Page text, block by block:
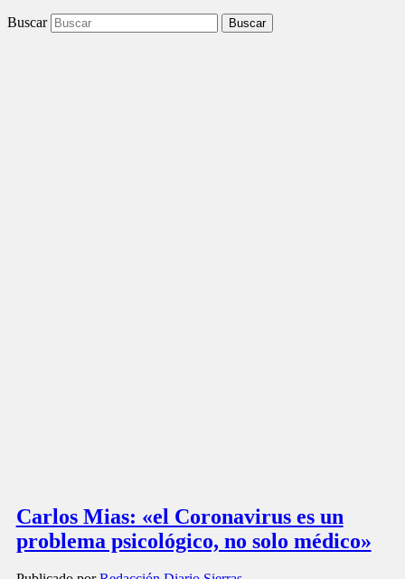
Buscar
Carlos Mias: «el Coronavirus es un
problema psicológico, no solo médico»